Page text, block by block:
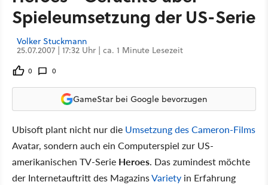
Spieleumsetzung der US-Serie
Volker Stuckmann
25.07.2007 | 17:32 Uhr | ca. 1 Minute Lesezeit
0 0
GameStar bei Google bevorzugen
Ubisoft plant nicht nur die Umsetzung des Cameron-Films
Avatar, sondern auch ein Computerspiel zur US-
amerikanischen TV-Serie Heroes. Das zumindest möchte
der Internetauftritt des MagazinsVariety in Erfahrung